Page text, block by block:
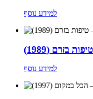
למידע נוסף
בזרם (1989)
למידע נוסף